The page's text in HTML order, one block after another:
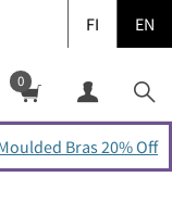
FI EN
0
Bras 20% Off